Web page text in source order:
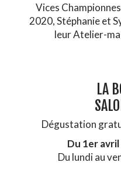
Vices
2020, Stéphanie et
leur Atelier-
LA
Dégustation
Du 1er
Du lundi au